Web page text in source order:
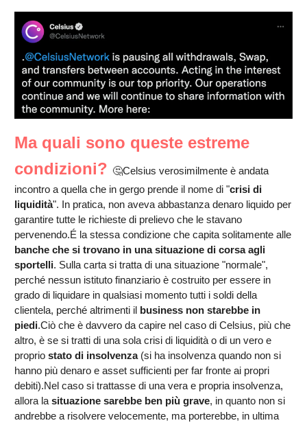
Ma quali sono queste estreme
condizioni? 🤔Celsius verosimilmente è andata
incontro a quella che in gergo prende il nome di "crisi di
liquidità". In pratica, non aveva abbastanza denaro liquido per
garantire tutte le richieste di prelievo che le stavano
pervenendo.É la stessa condizione che capita solitamente alle
banche che si trovano in una situazione di corsa agli
sportelli. Sulla carta si tratta di una situazione "normale",
perché nessun istituto finanziario è costruito per essere in
grado di liquidare in qualsiasi momento tutti i soldi della
clientela, perché altrimenti il business non starebbe in
piedi.Ciò che è davvero da capire nel caso di Celsius, più che
altro, è se si tratti di una sola crisi di liquidità o di un vero e
proprio stato di insolvenza(si ha insolvenza quando non si
hanno più denaro e asset sufficienti per far fronte ai propri
debiti).Nel caso si trattasse di una vera e propria insolvenza,
allora la situazione sarebbe ben più grave, in quanto non si
andrebbe a risolvere velocemente, ma porterebbe, in ultima